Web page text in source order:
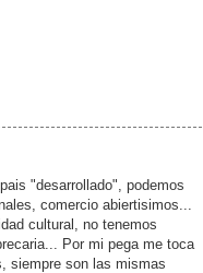
"desarrollado", podemos
comercio abiertisimos...
cultural, no tenemos
Por mi pega me toca
siempre son las mismas